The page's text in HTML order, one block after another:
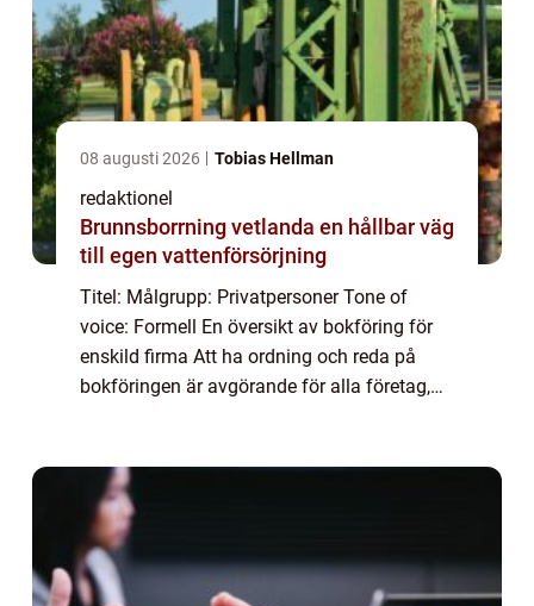
08 augusti 2026 Tobias Hellman
redaktionel
Brunnsborrning vetlanda en hållbar väg
till egen vattenförsörjning
Titel: Målgrupp: Privatpersoner Tone of
voice: Formell En översikt av bokföring för
enskild firma Att ha ordning och reda på
bokföringen är avgörande för alla företag,